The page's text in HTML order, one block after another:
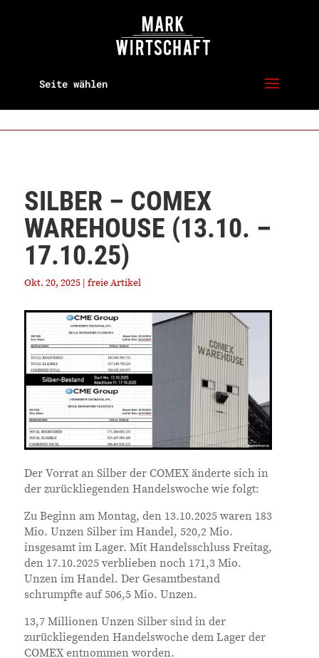
Seite wählen
SILBER – COMEX
WAREHOUSE (13.10. –
17.10.25)
Okt. 20, 2025| freie Artikel
Der Vorrat an Silber der COMEX änderte sich in
der zurückliegenden Handelswoche wie folgt:
Zu Beginn am Montag, den 13.10.2025 waren 183
Mio. Unzen Silber im Handel, 520,2 Mio.
insgesamt im Lager. Mit Handelsschluss Freitag,
den 17.10.2025 verblieben noch 171,3 Mio.
Unzen im Handel. Der Gesamtbestand
schrumpfte auf 506,5 Mio. Unzen.
13,7 Millionen Unzen Silber sind in der
zurückliegenden Handelswoche dem Lager der
COMEX entnommen worden.